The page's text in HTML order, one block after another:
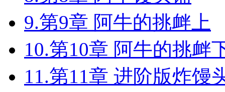
9.第9章 阿牛的挑衅上
10.第10章 阿牛的挑衅
11.第11章 进阶版炸馒